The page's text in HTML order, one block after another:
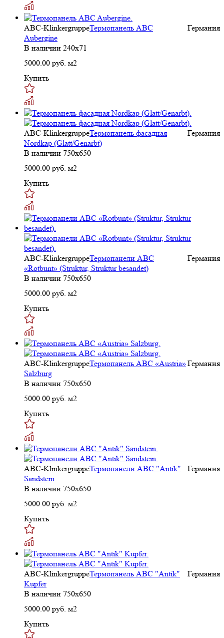
ABC-Klinkergruppe Германия
Термопанель ABC
Aubergine
В наличии 240х71
5000.00 руб. м2
Купить
ABC-Klinkergruppe Германия
Термопанель фасадная
Nordkap (Glatt/Genarbt)
В наличии 750x650
5000.00 руб. м2
Купить
ABC-Klinkergruppe Германия
Термопанели ABC
«Rotbunt» (Struktur, Struktur besandet)
В наличии 750x650
5000.00 руб. м2
Купить
ABC-Klinkergruppe Германия
Термопанель ABC «Austria»
Salzburg
В наличии 750x650
5000.00 руб. м2
Купить
ABC-Klinkergruppe Германия
Термопанели ABC "Antik"
Sandstein
В наличии 750x650
5000.00 руб. м2
Купить
ABC-Klinkergruppe Германия
Термопанель ABC "Antik"
Kupfer
В наличии 750x650
5000.00 руб. м2
Купить